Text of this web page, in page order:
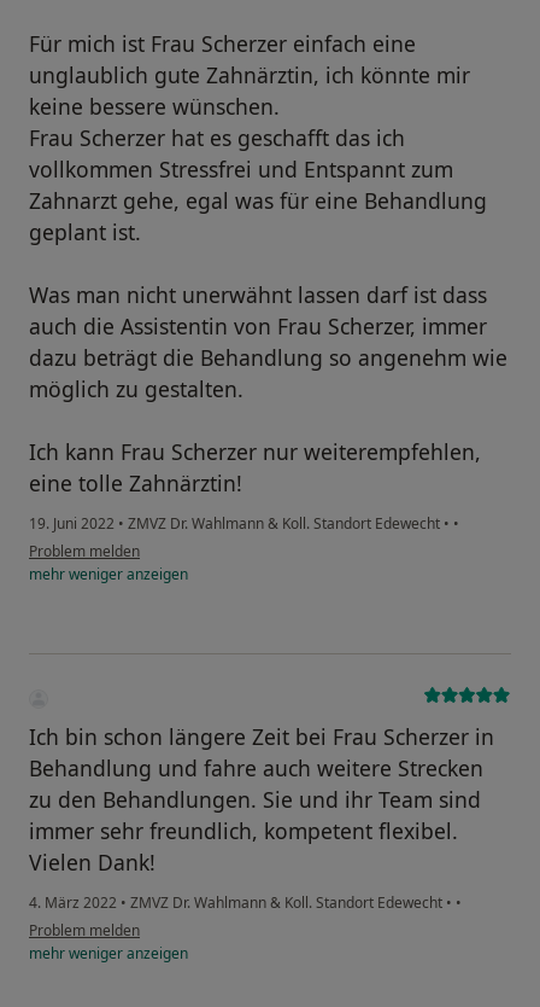
Für mich ist Frau Scherzer einfach eine
unglaublich gute Zahnärztin, ich könnte mir
keine bessere wünschen.
Frau Scherzer hat es geschafft das ich
vollkommen Stressfrei und Entspannt zum
Zahnarzt gehe, egal was für eine Behandlung
geplant ist.
Was man nicht unerwähnt lassen darf ist dass
auch die Assistentin von Frau Scherzer, immer
dazu beträgt die Behandlung so angenehm wie
möglich zu gestalten.
Ich kann Frau Scherzer nur weiterempfehlen,
eine tolle Zahnärztin!
19. Juni 2022 • ZMVZ Dr. Wahlmann & Koll. Standort Edewecht • •
Problem melden
mehrwenigeranzeigen
Ich bin schon längere Zeit bei Frau Scherzer in
Behandlung und fahre auch weitere Strecken
zu den Behandlungen. Sie und ihr Team sind
immer sehr freundlich, kompetent flexibel.
Vielen Dank!
4. März 2022 • ZMVZ Dr. Wahlmann & Koll. Standort Edewecht • •
Problem melden
mehrwenigeranzeigen